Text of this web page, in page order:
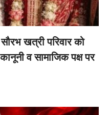
खत्री परिवार को
व सामाजिक पक्ष पर